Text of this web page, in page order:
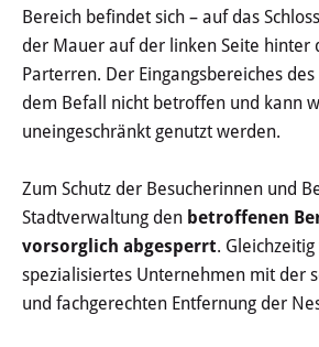
Bereich befindet sich – auf das
der Mauer auf der linken Seite hinter
Parterren. Der Eingangsbereiches
dem Befall nicht betroffen und kann
uneingeschränkt genutzt werden.
Zum Schutz der Besucherinnen und
Stadtverwaltung den betroffenen
vorsorglich abgesperrt.
spezialisiertes Unternehmen mit der
und fachgerechten Entfernung der
Sitzungsinfo
Gremien
Kinder- und Jugendparlament
Danke für die Anmeldung
Wahlen
Pressecenter